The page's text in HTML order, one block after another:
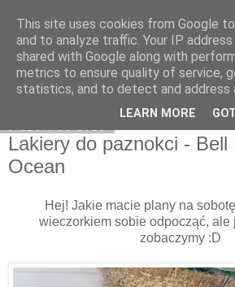
Klaudia Anna
Lakiery do paznokci - Bell
Ocean
Hej! Jakie macie plany na
wieczorkiem sobie odpocząć, ale
zobaczymy :D
This site uses cookies from Google
and to analyze traffic. Your IP
shared with Google along with
metrics to ensure quality of service,
statistics, and to detect and address
LEARN MORE